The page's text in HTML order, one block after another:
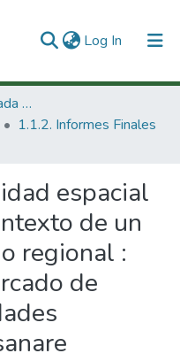
Log In (current)
1. Investigación Financiada con Recursos Públicos
1.1.2. Informes Finales
espacial
de un
regional :
de